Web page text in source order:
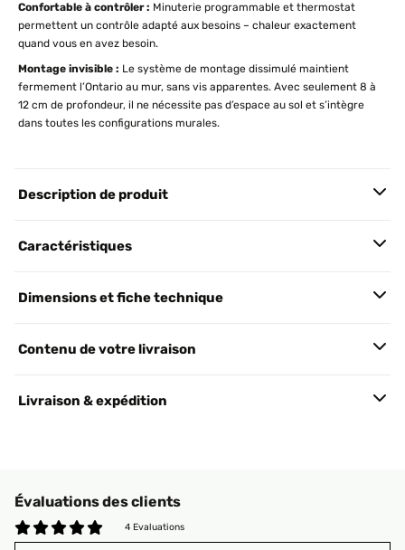
Confortable à contrôler : Minuterie programmable et thermostat
permettent un contrôle adapté aux besoins – chaleur exactement
quand vous en avez besoin.
Montage invisible : Le système de montage dissimulé maintient
fermement l’Ontario au mur, sans vis apparentes. Avec seulement 8 à
12 cm de profondeur, il ne nécessite pas d’espace au sol et s’intègre
dans toutes les configurations murales.
Description de produit
Caractéristiques
Dimensions et fiche technique
Contenu de votre livraison
Livraison & expédition
Évaluations des clients
4 Evaluations